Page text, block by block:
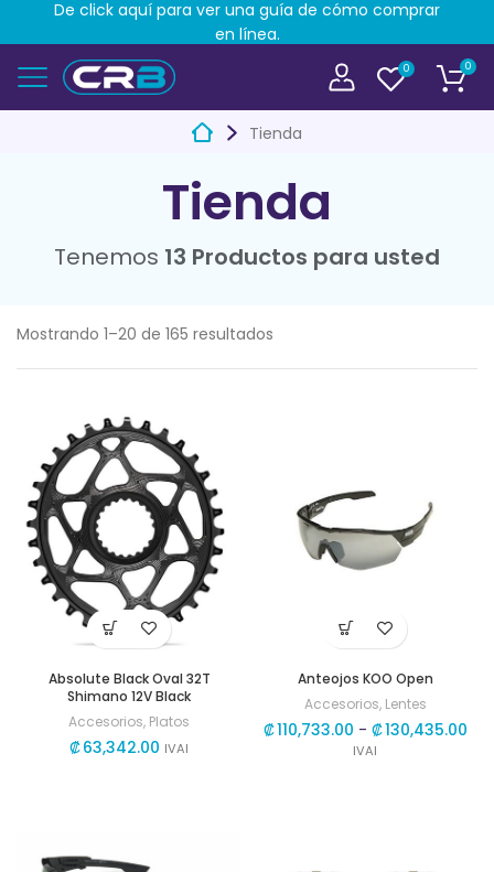
0 0
Tienda
Tienda
Tenemos 13 Productos para usted
Mostrando 1–20 de 165 resultados
Absolute Black Oval 32T
Shimano 12V Black
Accesorios, Platos
₡63,342.00 IVAI
Anteojos KOO Open
Accesorios, Lentes
₡110,733.00 - ₡130,435.00
IVAI
De click aquí para ver una guía de cómo comprar
en línea.